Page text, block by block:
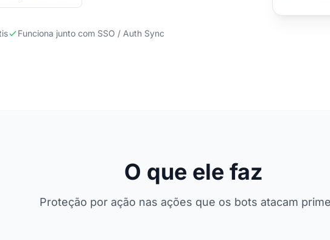
Funciona junto com SSO / Auth Sync
O que ele faz
Proteção por ação nas ações que os bots atacam